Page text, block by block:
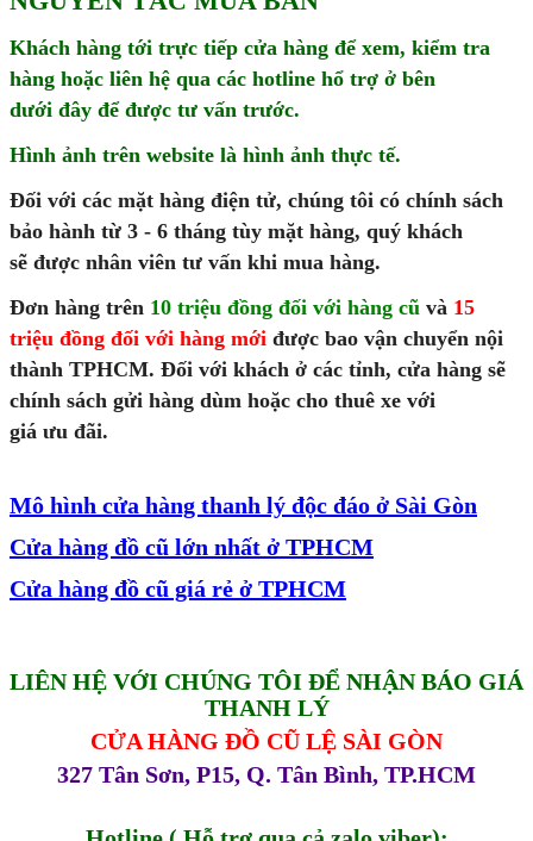
Khách hàng tới trực tiếp cửa hàng để xem, kiểm tra
hàng hoặc liên hệ qua các hotline hổ trợ ở bên
dưới đây để được tư vấn trước.
Hình ảnh trên website là hình ảnh thực tế.
Đối với các mặt hàng điện tử, chúng tôi có chính sách
bảo hành từ 3 - 6 tháng tùy mặt hàng, quý khách
sẽ được nhân viên tư vấn khi mua hàng.
Đơn hàng trên 10 triệu đồng đối với hàng cũ và 15
triệu đồng đối với hàng mới được bao vận chuyển nội
thành TPHCM. Đối với khách ở các tỉnh, cửa hàng sẽ
chính sách gửi hàng dùm hoặc cho thuê xe với
giá ưu đãi.
Mô hình cửa hàng thanh lý độc đáo ở Sài Gòn
Cửa hàng đồ cũ lớn nhất ở TPHCM
Cửa hàng đồ cũ giá rẻ ở TPHCM
LIÊN HỆ VỚI CHÚNG TÔI ĐỂ NHẬN BÁO GIÁ
THANH LÝ
CỬA HÀNG ĐỒ CŨ LỆ SÀI GÒN
327 Tân Sơn, P15, Q. Tân Bình, TP.HCM